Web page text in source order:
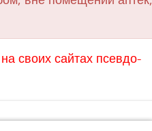
своих сайтах псевдо-